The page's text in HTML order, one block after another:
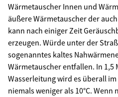
Wärmetauscher Innen und
äußere Wärmetauscher der
kann nach einiger Zeit
erzeugen. Würde unter der
sogenanntes kaltes
Wärmetauscher entfallen. In 1,5
Wasserleitung wird es überall
niemals weniger als 10°C. Wenn